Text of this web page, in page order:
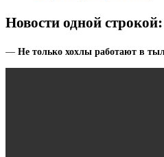
Новости одной строкой:
— Не только хохлы работают в